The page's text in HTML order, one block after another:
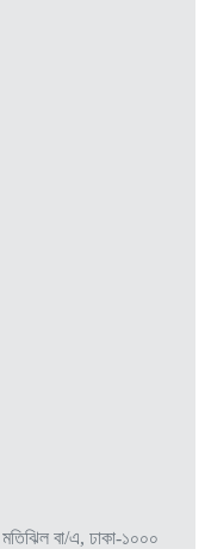
বা/এ, ঢাকা-১০০০